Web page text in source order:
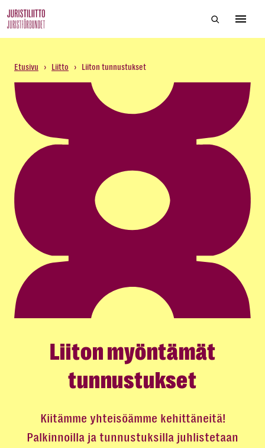
to
Hae
Etusivu › Liitto › Liiton tunnustukset
Liiton myöntämät
tunnustukset
Kiitämme yhteisöämme kehittäneitä!
Palkinnoilla ja tunnustuksilla juhlistetaan